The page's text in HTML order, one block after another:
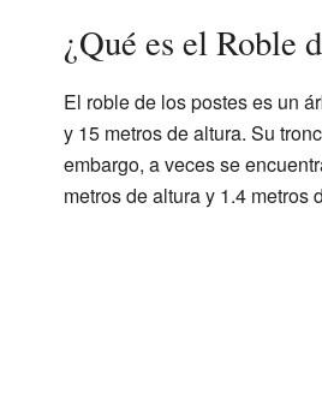
¿Qué es el Roble
El roble de los postes es un
y 15 metros de altura. Su
embargo, a veces se
metros de altura y 1.4 metros